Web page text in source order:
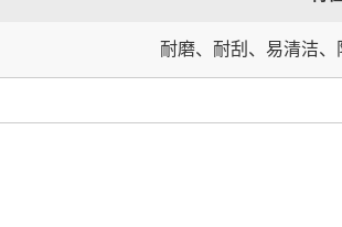
耐磨、耐刮、易清洁